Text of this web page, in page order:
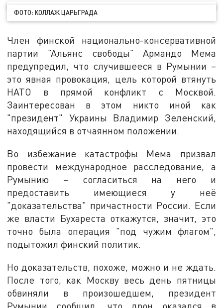
ФОТО: КОЛЛАЖ ЦАРЬГРАДА
Член финской национально-консервативной
партии "Альянс свободы" Армандо Мема
предупредил, что случившееся в Румынии –
это явная провокация, цель которой втянуть
НАТО в прямой конфликт с Москвой.
Заинтересован в этом никто иной как
"президент" Украины Владимир Зеленский,
находящийся в отчаянном положении.
Во избежание катастрофы Мема призвал
провести международное расследование, а
Румынию – согласиться на него и
предоставить имеющиеся у неё
"доказательства" причастности России. Если
же власти Бухареста откажутся, значит, это
точно была операция "под чужим флагом",
подытожил финский политик.
Но доказательств, похоже, можно и не ждать.
После того, как Москву весь день пятницы
обвиняли в произошедшем, президент
Румынии сообщил, что дрон оказался в